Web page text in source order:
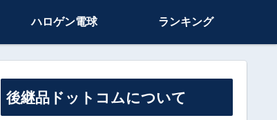
ハロゲン電球 ランキング
後継品ドットコムについて